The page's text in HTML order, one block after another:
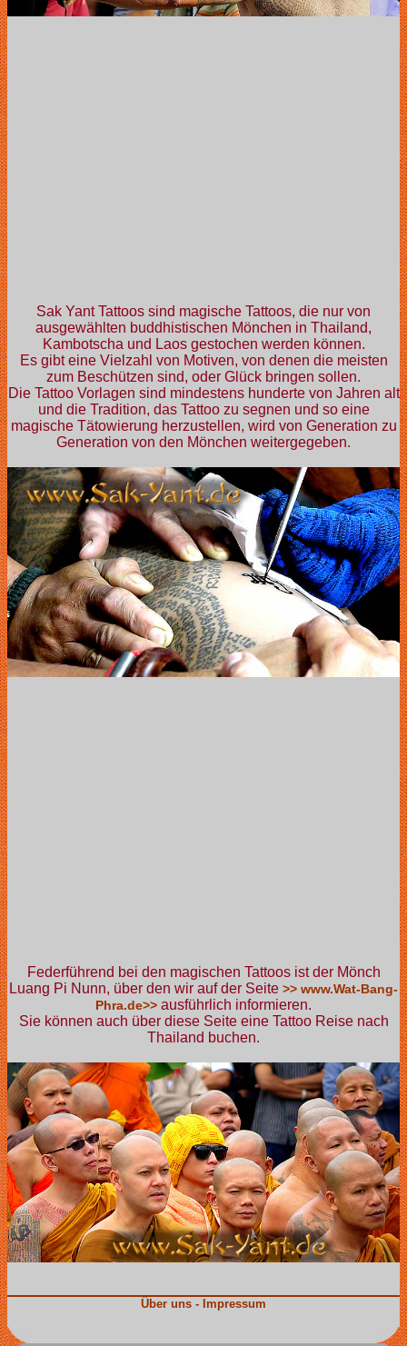
Sak Yant Tattoos sind magische Tattoos, die nur von
ausgewählten buddhistischen Mönchen in Thailand,
Kambotscha und Laos gestochen werden können.
Es gibt eine Vielzahl von Motiven, von denen die meisten
zum Beschützen sind, oder Glück bringen sollen.
Die Tattoo Vorlagen sind mindestens hunderte von Jahren alt
und die Tradition, das Tattoo zu segnen und so eine
magische Tätowierung herzustellen, wird von Generation zu
Generation von den Mönchen weitergegeben.
Federführend bei den magischen Tattoos ist der Mönch
Luang Pi Nunn, über den wir auf der Seite >> www.Wat-Bang-
Phra.de>> ausführlich informieren.
Sie können auch über diese Seite eine Tattoo Reise nach
Thailand buchen.
Über uns - Impressum